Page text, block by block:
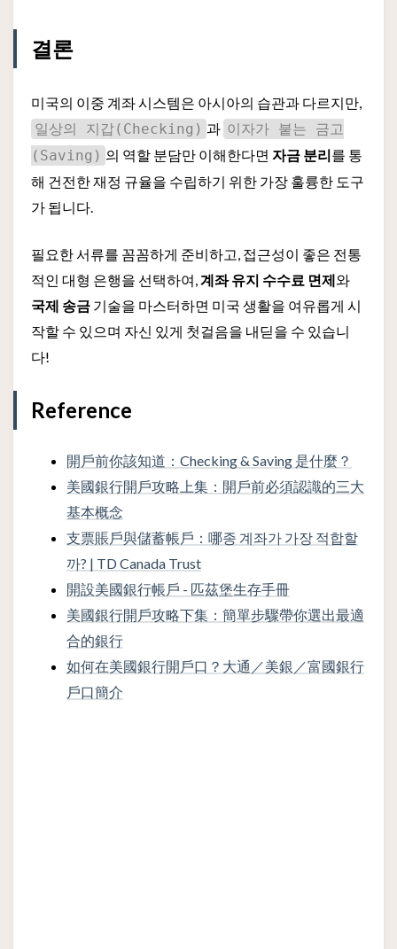
결론
미국의 이중 계좌 시스템은 아시아의 습관과 다르지만,
일상의 지갑(Checking) 과 이자가 붙는 금고
(Saving) 의 역할 분담만 이해한다면 자금 분리를 통
해 건전한 재정 규율을 수립하기 위한 가장 훌륭한 도구
가 됩니다.
필요한 서류를 꼼꼼하게 준비하고, 접근성이 좋은 전통
적인 대형 은행을 선택하여, 계좌 유지 수수료 면제와
국제 송금 기술을 마스터하면 미국 생활을 여유롭게 시
작할 수 있으며 자신 있게 첫걸음을 내딛을 수 있습니
다!
Reference
開戶前你該知道：Checking & Saving 是什麼？
美國銀行開戶攻略上集：開戶前必須認識的三大
基本概念
支票賬戶與儲蓄帳戶：哪종 계좌가 가장 적합할
까? | TD Canada Trust
開設美國銀行帳戶 - 匹茲堡生存手冊
美國銀行開戶攻略下集：簡單步驟帶你選出最適
合的銀行
如何在美國銀行開戶口？大通／美銀／富國銀行
戶口簡介